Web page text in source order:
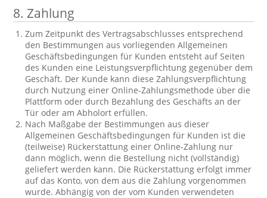
8. Zahlung
Zum Zeitpunkt des Vertragsabschlusses entsprechend
den Bestimmungen aus vorliegenden Allgemeinen
Geschäftsbedingungen für Kunden entsteht auf Seiten
des Kunden eine Leistungsverpflichtung gegenüber dem
Geschäft. Der Kunde kann diese Zahlungsverpflichtung
durch Nutzung einer Online-Zahlungsmethode über die
Plattform oder durch Bezahlung des Geschäfts an der
Tür oder am Abholort erfüllen.
Nach Maßgabe der Bestimmungen aus dieser
Allgemeinen Geschäftsbedingungen für Kunden ist die
(teilweise) Rückerstattung einer Online-Zahlung nur
dann möglich, wenn die Bestellung nicht (vollständig)
geliefert werden kann. Die Rückerstattung erfolgt immer
auf das Konto, von dem aus die Zahlung vorgenommen
wurde. Abhängig von der vom Kunden verwendeten